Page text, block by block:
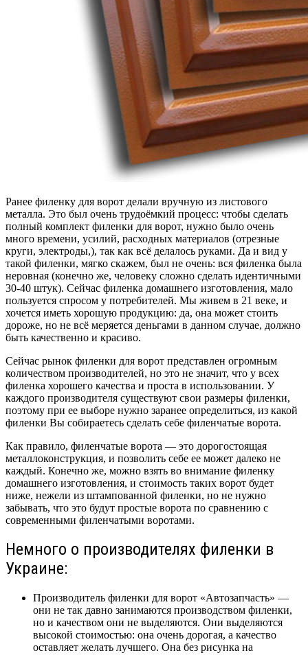
Ранее филенку для ворот делали вручную из листового
металла. Это был очень трудоёмкий процесс: чтобы сделать
полный комплект филенки для ворот, нужно было очень
много времени, усилий, расходных материалов (отрезные
круги, электроды,), так как всё делалось руками. Да и вид у
такой филенки, мягко скажем, был не очень: вся филенка была
неровная (конечно же, человеку сложно сделать идентичными
30-40 штук). Сейчас филенка домашнего изготовления, мало
пользуется спросом у потребителей. Мы живем в 21 веке, и
хочется иметь хорошую продукцию: да, она может стоить
дороже, но не всё меряется деньгами в данном случае, должно
быть качественно и красиво.
Сейчас рынок филенки для ворот представлен огромным
количеством производителей, но это не значит, что у всех
филенка хорошего качества и проста в использовании. У
каждого производителя существуют свои размеры филенки,
поэтому при ее выборе нужно заранее определиться, из какой
филенки Вы собираетесь сделать себе филенчатые ворота.
Как правило, филенчатые ворота — это дорогостоящая
металлоконструкция, и позволить себе ее может далеко не
каждый. Конечно же, можно взять во внимание филенку
домашнего изготовления, и стоимость таких ворот будет
ниже, нежели из штампованной филенки, но не нужно
забывать, что это будут простые ворота по сравнению с
современными филенчатыми воротами.
Немного о производителях филенки в
Украине:
Производитель филенки для ворот «Автозапчасть» —
они не так давно занимаются производством филенки,
но и качеством они не выделяются. Они выделяются
высокой стоимостью: она очень дорогая, а качество
оставляет желать лучшего. Она без рисунка на